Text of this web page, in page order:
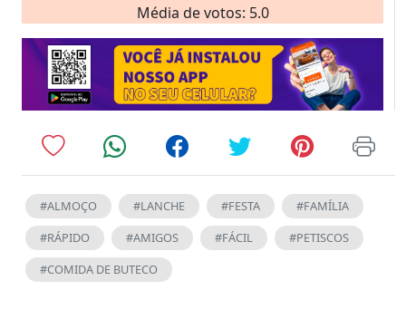
Média de votos: 5.0
#ALMOÇO #LANCHE #FESTA
#FAMÍLIA
#RÁPIDO
#AMIGOS #FÁCIL
#PETISCOS
#COMIDA DE BUTECO